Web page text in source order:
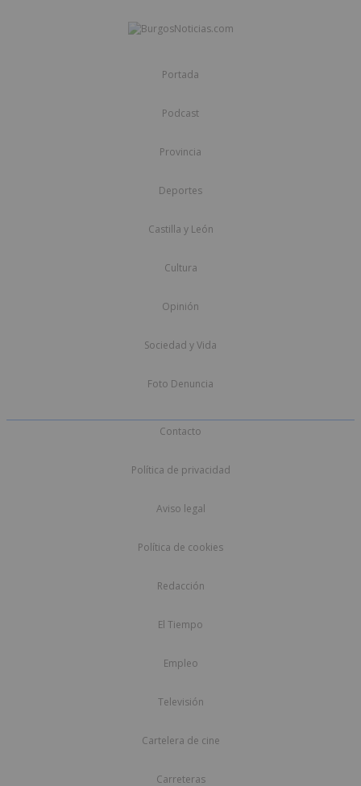
Portada
Podcast
Provincia
Deportes
Castilla y León
Cultura
Opinión
Sociedad y Vida
Foto Denuncia
Contacto
Política de privacidad
Aviso legal
Política de cookies
Redacción
El Tiempo
Empleo
Televisión
Cartelera de cine
Carreteras